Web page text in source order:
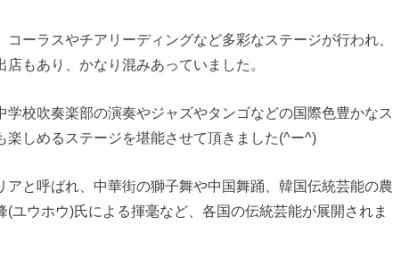
ーラスやチアリーディングなど多彩なステージが行われ、
もあり、かなり混みあっていました。
校吹奏楽部の演奏やジャズやタンゴなどの国際色豊かなス
しめるステージを堪能させて頂きました(^ー^)
と呼ばれ、中華街の獅子舞や中国舞踊、韓国伝統芸能の農
ユウホウ)氏による揮毫など、各国の伝統芸能が展開されま